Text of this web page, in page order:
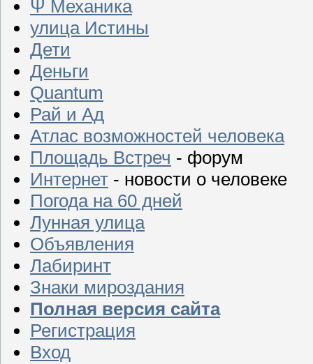
Ψ Механика
улица Истины
Дети
Деньги
Quantum
Рай и Ад
Атлас возможностей человека
Площадь Встреч - форум
Интернет - новости о человеке
Погода на 60 дней
Лунная улица
Объявления
Лабиринт
Знаки мироздания
Полная версия сайта
Регистрация
Вход